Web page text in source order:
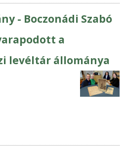
- Boczonádi Szabó
a
levéltár állománya